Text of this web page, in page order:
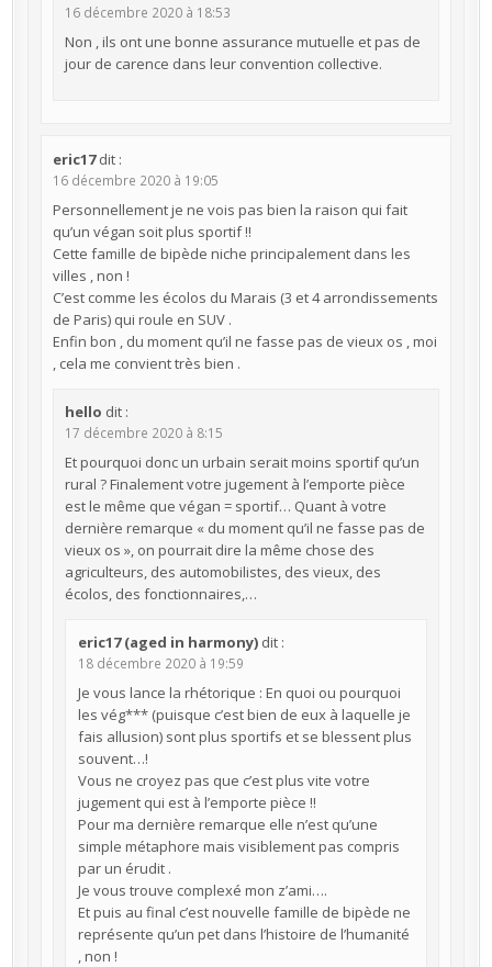
16 décembre 2020 à 18:53
Non , ils ont une bonne assurance mutuelle et pas de
jour de carence dans leur convention collective.
eric17 dit :
16 décembre 2020 à 19:05
Personnellement je ne vois pas bien la raison qui fait
qu’un végan soit plus sportif !!
Cette famille de bipède niche principalement dans les
villes , non !
C’est comme les écolos du Marais (3 et 4 arrondissements
de Paris) qui roule en SUV .
Enfin bon , du moment qu’il ne fasse pas de vieux os , moi
, cela me convient très bien .
hello dit :
17 décembre 2020 à 8:15
Et pourquoi donc un urbain serait moins sportif qu’un
rural ? Finalement votre jugement à l’emporte pièce
est le même que végan = sportif… Quant à votre
dernière remarque « du moment qu’il ne fasse pas de
vieux os », on pourrait dire la même chose des
agriculteurs, des automobilistes, des vieux, des
écolos, des fonctionnaires,…
eric17 (aged in harmony) dit :
18 décembre 2020 à 19:59
Je vous lance la rhétorique : En quoi ou pourquoi
les vég*** (puisque c’est bien de eux à laquelle je
fais allusion) sont plus sportifs et se blessent plus
souvent…!
Vous ne croyez pas que c’est plus vite votre
jugement qui est à l’emporte pièce !!
Pour ma dernière remarque elle n’est qu’une
simple métaphore mais visiblement pas compris
par un érudit .
Je vous trouve complexé mon z’ami….
Et puis au final c’est nouvelle famille de bipède ne
représente qu’un pet dans l’histoire de l’humanité
, non !